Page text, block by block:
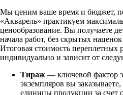
Мы ценим ваше время и бюджет,
«Акварель» практикуем
ценообразование. Вы получаете
начала работ, без скрытых
Итоговая стоимость переплетных
индивидуально и зависит от
Тираж — ключевой фактор
экземпляров вы
единицы продукции за счет